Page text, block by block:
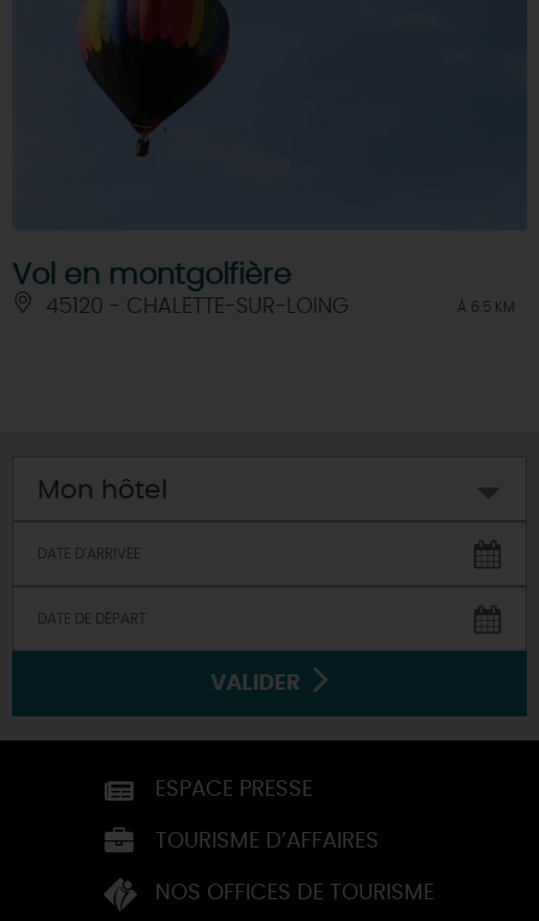
Vol en montgolfière
45120 - CHALETTE-SUR-LOING À 6.5 KM
Mon hôtel
VALIDER
ESPACE PRESSE
TOURISME D’AFFAIRES
NOS OFFICES DE TOURISME